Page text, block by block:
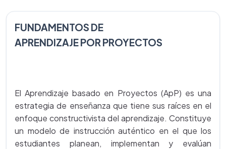
FUNDAMENTOS DE
APRENDIZAJE POR PROYECTOS
El Aprendizaje basado en Proyectos (ApP) es una
estrategia de enseñanza que tiene sus raíces en el
enfoque constructivista del aprendizaje. Constituye
un modelo de instrucción auténtico en el que los
estudiantes planean, implementan y evalúan